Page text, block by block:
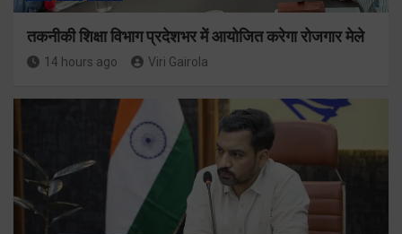
तकनीकी शिक्षा विभाग प्रदेशभर में आयोजित करेगा रोजगार मेले
14 hours ago Viri Gairola